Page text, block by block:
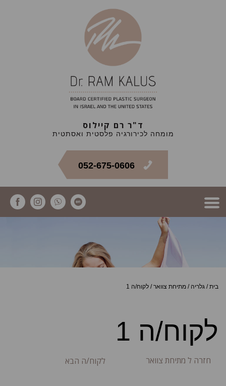
ד"ר רם קיילוס
מומחה לכירורגיה פלסטית ואסתטית
052-675-0606
בית/ גלריה / מתיחת צוואר/ לקוח/ה 1
לקוח/ה 1
חזרה ל מתיחת צוואר לקוח/ה הבא